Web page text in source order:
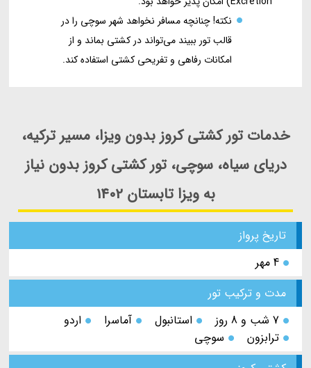
نکته! چنانچه مسافر نخواهد شهر سوچی را در
قالب تور ببیند می‌تواند در کشتی بماند و از
امکانات رفاهی و تفریحی کشتی استفاده کند.
خدمات تور کشتی کروز بدون ویزا، مسیر ترکیه،
دریای سیاه، سوچی، تور کشتی کروز بدون نیاز
به ویزا تابستان 1402
تاریخ پرواز
4 مهر
مدت و ترکیب تور
7 شب و 8 روز
استانبول آماسرا
اردو
ترابزون
سوچی